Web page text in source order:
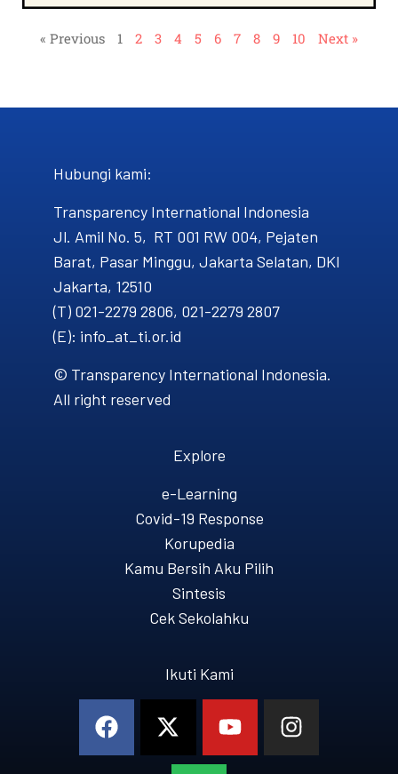
« Previous 1 2 3 4 5 6 7 8 9 10 Next »
Hubungi kami​:
Transparency International Indonesia
Jl. Amil No. 5, RT 001 RW 004, Pejaten
Barat, Pasar Minggu, Jakarta Selatan, DKI
Jakarta, 12510
(T) 021-2279 2806, 021-2279 2807
(E): info_at_ti.or.id
© Transparency International Indonesia.
All right reserved
Explore
e-Learning
Covid-19 Response
Korupedia
Kamu Bersih Aku Pilih
Sintesis
Cek Sekolahku
Ikuti Kami